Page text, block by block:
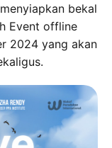
bekal
Event offline
2024 yang akan